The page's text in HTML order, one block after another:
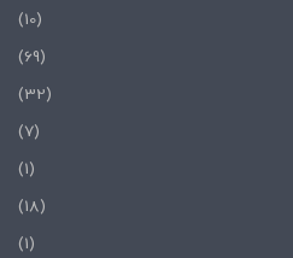
(10)
(69)
(32)
(7)
(1)
(18)
(1)